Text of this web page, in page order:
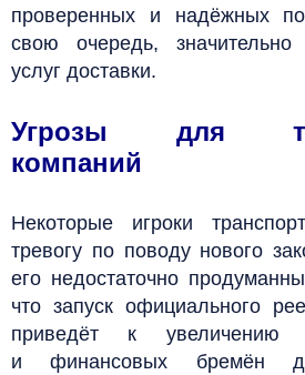
проверенных и надёжных
свою очередь, значительно
услуг доставки.
Угрозы для
компаний
Некоторые игроки
тревогу по поводу нового
его недостаточно
что запуск официального
приведёт к увеличению
и финансовых бремён